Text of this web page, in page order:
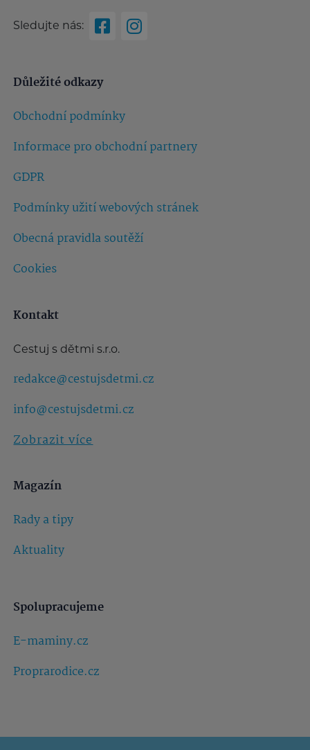
Sledujte nás:
Důležité odkazy
Obchodní podmínky
Informace pro obchodní partnery
GDPR
Podmínky užití webových stránek
Obecná pravidla soutěží
Cookies
Kontakt
Cestuj s dětmi s.r.o.
redakce@cestujsdetmi.cz
info@cestujsdetmi.cz
Zobrazit více
Magazín
Rady a tipy
Aktuality
Spolupracujeme
E-maminy.cz
Proprarodice.cz